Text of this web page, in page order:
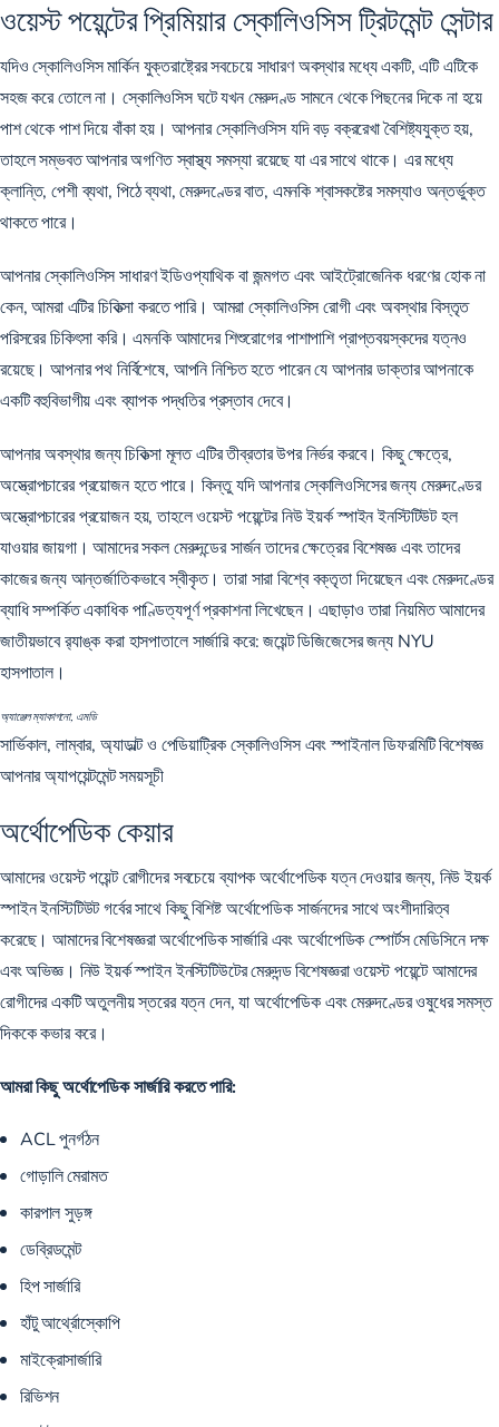
ওয়েস্ট পয়েন্টের প্রিমিয়ার স্কোলিওসিস ট্রিটমেন্ট সেন্টার
যদিও স্কোলিওসিস মার্কিন যুক্তরাষ্ট্রের সবচেয়ে সাধারণ অবস্থার মধ্যে একটি, এটি এটিকে
সহজ করে তোলে না। স্কোলিওসিস ঘটে যখন মেরুদণ্ড সামনে থেকে পিছনের দিকে না হয়ে
পাশ থেকে পাশ দিয়ে বাঁকা হয়। আপনার স্কোলিওসিস যদি বড় বক্ররেখা বৈশিষ্ট্যযুক্ত হয়,
তাহলে সম্ভবত আপনার অগণিত স্বাস্থ্য সমস্যা রয়েছে যা এর সাথে থাকে। এর মধ্যে
ক্লান্তি, পেশী ব্যথা, পিঠে ব্যথা, মেরুদণ্ডের বাত, এমনকি শ্বাসকষ্টের সমস্যাও অন্তর্ভুক্ত
থাকতে পারে।
আপনার স্কোলিওসিস সাধারণ ইডিওপ্যাথিক বা জন্মগত এবং আইট্রোজেনিক ধরণের হোক না
কেন, আমরা এটির চিকিত্সা করতে পারি। আমরা স্কোলিওসিস রোগী এবং অবস্থার বিস্তৃত
পরিসরের চিকিৎসা করি। এমনকি আমাদের শিশুরোগের পাশাপাশি প্রাপ্তবয়স্কদের যত্নও
রয়েছে। আপনার পথ নির্বিশেষে, আপনি নিশ্চিত হতে পারেন যে আপনার ডাক্তার আপনাকে
একটি বহুবিভাগীয় এবং ব্যাপক পদ্ধতির প্রস্তাব দেবে।
আপনার অবস্থার জন্য চিকিত্সা মূলত এটির তীব্রতার উপর নির্ভর করবে। কিছু ক্ষেত্রে,
অস্ত্রোপচারের প্রয়োজন হতে পারে। কিন্তু যদি আপনার স্কোলিওসিসের জন্য মেরুদণ্ডের
অস্ত্রোপচারের প্রয়োজন হয়, তাহলে ওয়েস্ট পয়েন্টের নিউ ইয়র্ক স্পাইন ইনস্টিটিউট হল
যাওয়ার জায়গা। আমাদের সকল মেরুদন্ডের সার্জন তাদের ক্ষেত্রের বিশেষজ্ঞ এবং তাদের
কাজের জন্য আন্তর্জাতিকভাবে স্বীকৃত। তারা সারা বিশ্বে বক্তৃতা দিয়েছেন এবং মেরুদণ্ডের
ব্যাধি সম্পর্কিত একাধিক পাণ্ডিত্যপূর্ণ প্রকাশনা লিখেছেন। এছাড়াও তারা নিয়মিত আমাদের
জাতীয়ভাবে র‌্যাঙ্ক করা হাসপাতালে সার্জারি করে: জয়েন্ট ডিজিজেসের জন্য NYU
হাসপাতাল।
অ্যাঞ্জেল ম্যাকাগনো, এমডি
সার্ভিকাল, লাম্বার, অ্যাডাল্ট ও পেডিয়াট্রিক স্কোলিওসিস এবং স্পাইনাল ডিফরমিটি বিশেষজ্ঞ
আপনার অ্যাপয়েন্টমেন্ট সময়সূচী
অর্থোপেডিক কেয়ার
আমাদের ওয়েস্ট পয়েন্ট রোগীদের সবচেয়ে ব্যাপক অর্থোপেডিক যত্ন দেওয়ার জন্য, নিউ ইয়র্ক
স্পাইন ইনস্টিটিউট গর্বের সাথে কিছু বিশিষ্ট অর্থোপেডিক সার্জনদের সাথে অংশীদারিত্ব
করেছে। আমাদের বিশেষজ্ঞরা অর্থোপেডিক সার্জারি এবং অর্থোপেডিক স্পোর্টস মেডিসিনে দক্ষ
এবং অভিজ্ঞ। নিউ ইয়র্ক স্পাইন ইনস্টিটিউটের মেরুদন্ড বিশেষজ্ঞরা ওয়েস্ট পয়েন্টে আমাদের
রোগীদের একটি অতুলনীয় স্তরের যত্ন দেন, যা অর্থোপেডিক এবং মেরুদণ্ডের ওষুধের সমস্ত
দিককে কভার করে।
আমরা কিছু অর্থোপেডিক সার্জারি করতে পারি:
ACL পুনর্গঠন
গোড়ালি মেরামত
কারপাল সুড়ঙ্গ
ডেব্রিডমেন্ট
হিপ সার্জারি
হাঁটু আর্থ্রোস্কোপি
মাইক্রোসার্জারি
রিভিশন